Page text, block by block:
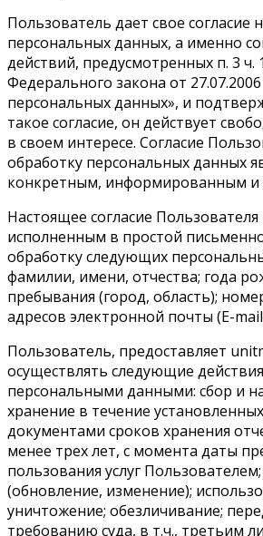
Пользователь дает свое согласие
персональных данных, а именно
действий, предусмотренных п. 3 ч.
Федерального закона от
персональных данных», и
такое согласие, он действует
в своем интересе. Согласие
обработку персональных данных
конкретным, информированным и
Настоящее согласие Пользователя
исполненным в простой
обработку следующих
фамилии, имени, отчества; года
пребывания (город, область);
адресов электронной почты (E-
Пользователь, предоставляет
осуществлять следующие
персональными данными: сбор и
хранение в течение
документами сроков хранения
менее трех лет, с момента даты
пользования услуг
(обновление, изменение);
уничтожение; обезличивание;
требованию суда, в т.ч., третьим